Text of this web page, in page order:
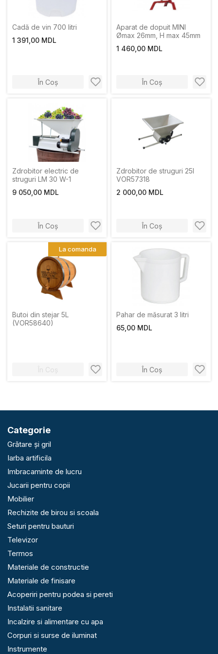
Cadă de vin 700 litri
1 391,00 MDL
În Coș
Aparat de dopuit MINI
Ømax 26mm, H max 45mm
1 460,00 MDL
În Coș
Zdrobitor electric de
struguri LM 30 W-1
9 050,00 MDL
În Coș
Zdrobitor de struguri 25l
VOR57318
2 000,00 MDL
În Coș
Butoi din stejar 5L
(VOR58640)
În Coș
La comanda
Pahar de măsurat 3 litri
65,00 MDL
În Coș
Categorie
Grătare și gril
Iarba artificila
Imbracaminte de lucru
Jucarii pentru copii
Mobilier
Rechizite de birou si scoala
Seturi pentru bauturi
Televizor
Termos
Materiale de constructie
Materiale de finisare
Acoperiri pentru podea si pereti
Instalatii sanitare
Incalzire si alimentare cu apa
Corpuri si surse de iluminat
Instrumente